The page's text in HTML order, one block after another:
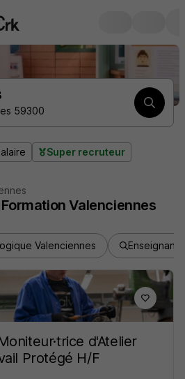
59300
Super recruteur
Formation Valenciennes
Valenciennes Enseignant
d'Atelier
Protégé H/F